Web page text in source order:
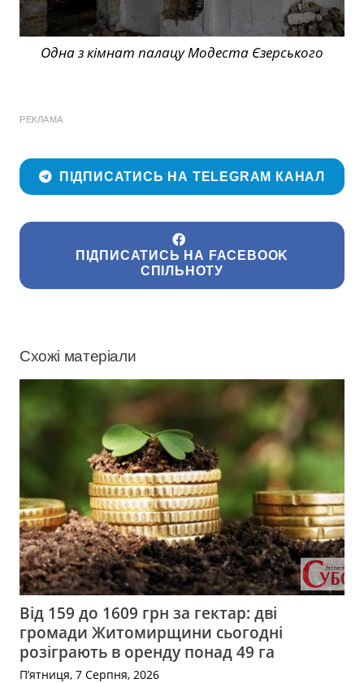
Одна з кімнат палацу Модеста Єзерського
РЕКЛАМА
ПІДПИСАТИСЬ НА TELEGRAM КАНАЛ
ПІДПИСАТИСЬ НА FACEBOOK
СПІЛЬНОТУ
Схожі матеріали
Від 159 до 1609 грн за гектар: дві
громади Житомирщини сьогодні
розіграють в оренду понад 49 га
П’ятниця, 7 Серпня, 2026